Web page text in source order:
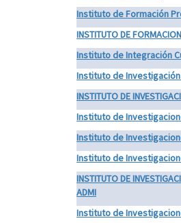
Instituto de Formación
INSTITUTO DE
Instituto de Integración
Instituto de
INSTITUTO DE
Instituto de
Instituto de
Instituto de
INSTITUTO DE
ADMI
Instituto de